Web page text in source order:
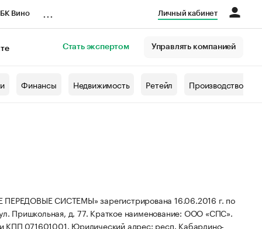
Вино Личный кабинет
Стать экспертом Управлять компанией
Финансы Недвижимость Ретейл Производство
СИСТЕМЫ» зарегистрирована 16.06.2016 г. по
Пришкольная, д. 77. Краткое наименование: ООО «СПС».
КПП 071601001. Юридический адрес: респ. Кабардино-